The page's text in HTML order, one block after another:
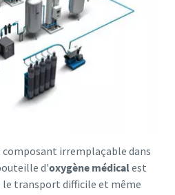
irremplaçable dans
d'oxygène médicalest
le transport difficile et même